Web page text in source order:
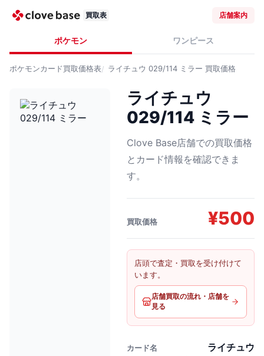
買取表 店舗案内
ポケモン ワンピース
ポケモンカード買取価格表 ライチュウ 029/114 ミラー 買取価格
ライチュウ
029/114 ミラー
Clove Base店舗での買取価格
とカード情報を確認できま
す。
買取価格 ¥500
店頭で査定・買取を受け付けて
います。
店舗買取の流れ・店舗を
見る
カード名 ライチュウ